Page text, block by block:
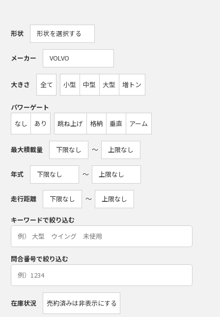
形状
メーカー
大きさ 全て 小型 中型 大型 増トン
パワーゲート
なし
あり 跳ね上げ 格納 垂直 アーム
最大積載量 〜
年式 〜
走行距離 〜
キーワードで絞り込む
問合番号で絞り込む
在庫状況 売約済みは非表示にする